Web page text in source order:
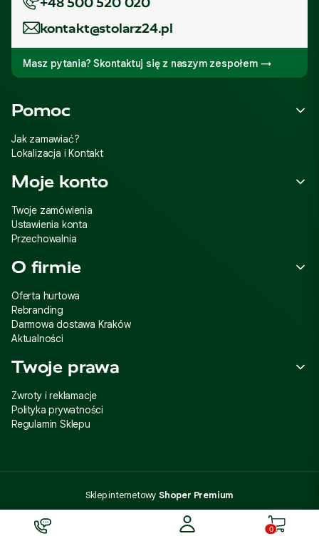
kontakt@stolarz24.pl
Masz pytania? Skontaktuj się z naszym zespołem →
Linki w stopce
Pomoc
Jak zamawiać?
Lokalizacja i Kontakt
Moje konto
Twoje zamówienia
Ustawienia konta
Przechowalnia
O firmie
Oferta hurtowa
Rebranding
Darmowa dostawa Kraków
Aktualności
Twoje prawa
Zwroty i reklamacje
Polityka prywatności
Regulamin Sklepu
Sklep internetowyShoper Premium
Produkty